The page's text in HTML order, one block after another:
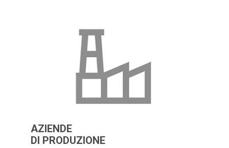
AZIENDE
DI PRODUZIONE